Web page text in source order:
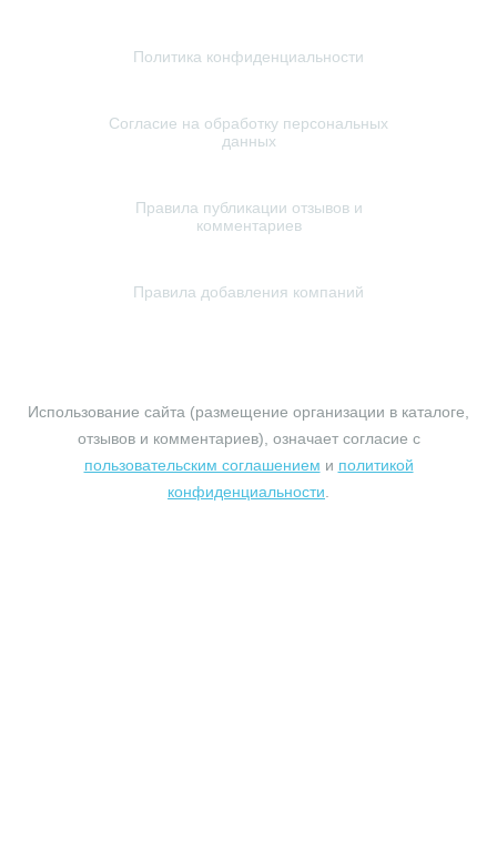
Политика конфиденциальности
Согласие на обработку персональных
данных
Правила публикации отзывов и
комментариев
Правила добавления компаний
Использование сайта (размещение организации в каталоге,
отзывов и комментариев), означает согласие с
пользовательским соглашением и политикой
конфиденциальности.